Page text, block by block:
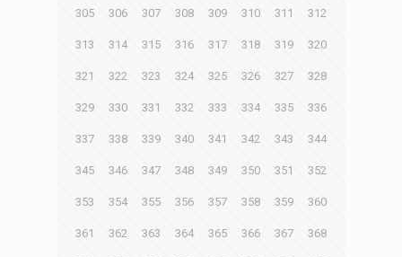
305 306 307 308 309 310 311 312
313 314 315 316 317 318 319 320
321 322 323 324 325 326 327 328
329 330 331 332 333 334 335 336
337 338 339 340 341 342 343 344
345 346 347 348 349 350 351 352
353 354 355 356 357 358 359 360
361 362 363 364 365 366 367 368